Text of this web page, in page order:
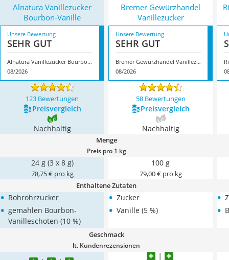
Alnatura Vanillezucker
Bourbon-Vanille
Bremer Gewürzhandel
Vanillezucker
Unsere Bewertung
SEHR GUT
Alnatura Vanillezucker Bourbon-Vanille
08/2026
Unsere Bewertung
SEHR GUT
Bremer Gewürzhandel Vanillezucker
08/2026
123 Bewertungen 58 Bewertungen
Preis­vergleich Preis­vergleich
Nachhaltig Nachhaltig
Menge
Preis pro 1 kg
24 g (3 x 8 g)
78,75 € pro kg
100 g
79,00 € pro kg
Enthaltene Zutaten
• Rohrohrzucker
• gemahlen Bourbon-
Vanilleschoten (10 %)
• Zucker
• Vanille (5 %)
•
•
Geschmack
lt. Kundenrezensionen